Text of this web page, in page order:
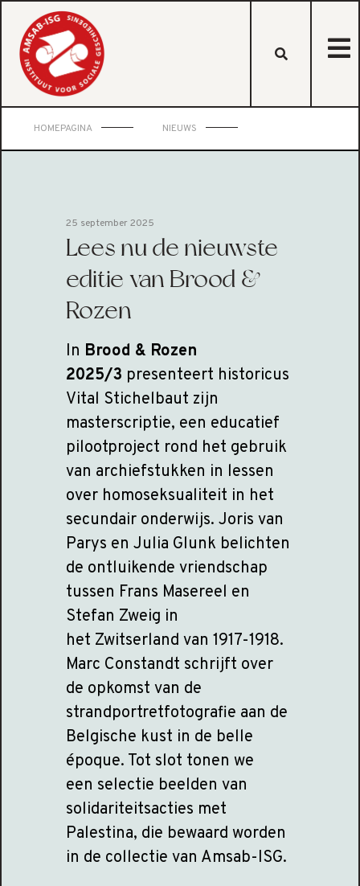
HOMEPAGINA NIEUWS
25 september 2025
Lees nu de nieuwste
editie van Brood &
Rozen
In Brood & Rozen
2025/3 presenteert historicus
Vital Stichelbaut zijn
masterscriptie, een educatief
pilootproject rond het gebruik
van archiefstukken in lessen
over homoseksualiteit in het
secundair onderwijs. Joris van
Parys en Julia Glunk belichten
de ontluikende vriendschap
tussen Frans Masereel en
Stefan Zweig in
het Zwitserland van 1917-1918.
Marc Constandt schrijft over
de opkomst van de
strandportretfotografie aan de
Belgische kust in de belle
époque. Tot slot tonen we
een selectie beelden van
solidariteitsacties met
Palestina, die bewaard worden
in de collectie van Amsab-ISG.